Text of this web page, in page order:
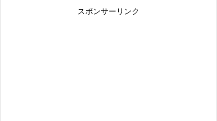
スポンサーリンク